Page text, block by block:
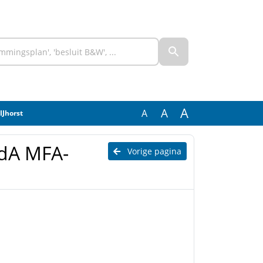
A A A
Vorige pagina
MFA-